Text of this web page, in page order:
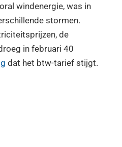
windenergie, was in
stormen.
de
in februari 40
dat het btw-tarief stijgt.